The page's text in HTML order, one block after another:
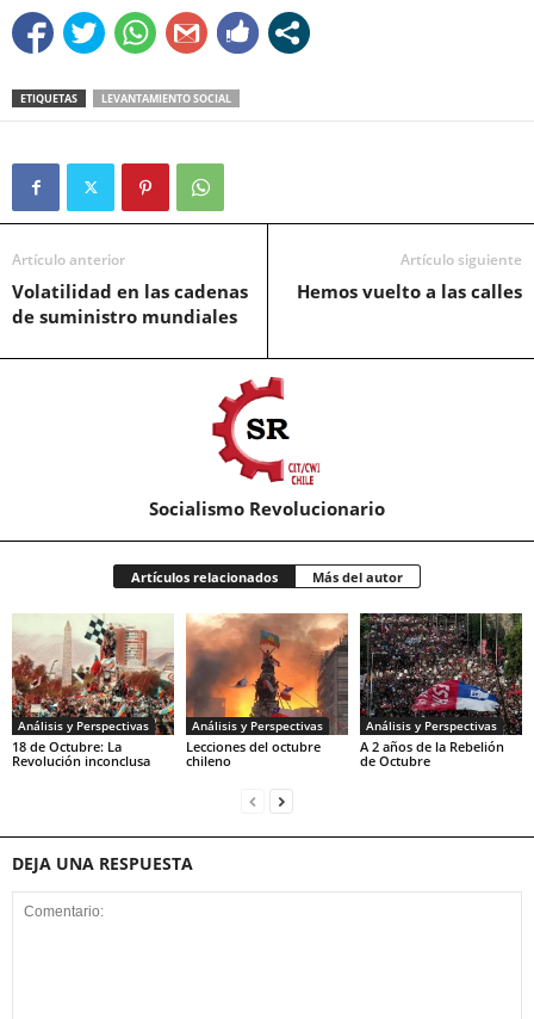
ETIQUETAS LEVANTAMIENTO SOCIAL
Artículo anterior
Volatilidad en las cadenas
de suministro mundiales
Artículo siguiente
Hemos vuelto a las calles
Socialismo Revolucionario
Artículos relacionados Más del autor
Análisis y Perspectivas
18 de Octubre: La
Revolución inconclusa
Análisis y Perspectivas
Lecciones del octubre
chileno
Análisis y Perspectivas
A 2 años de la Rebelión
de Octubre
DEJA UNA RESPUESTA